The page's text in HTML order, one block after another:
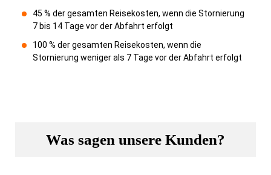
45 % der gesamten Reisekosten, wenn die Stornierung
7 bis 14 Tage vor der Abfahrt erfolgt
100 % der gesamten Reisekosten, wenn die
Stornierung weniger als 7 Tage vor der Abfahrt erfolgt
Was sagen unsere Kunden?